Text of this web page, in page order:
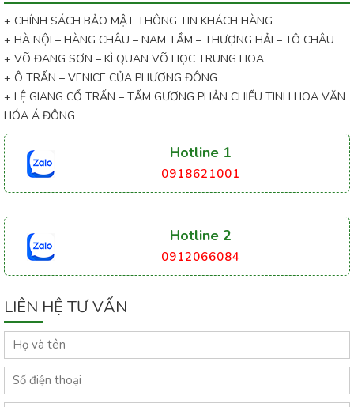
+ CHÍNH SÁCH BẢO MẬT THÔNG TIN KHÁCH HÀNG
+ HÀ NỘI – HÀNG CHÂU – NAM TẦM – THƯỢNG HẢI – TÔ CHÂU
+ VÕ ĐANG SƠN – KÌ QUAN VÕ HỌC TRUNG HOA
+ Ô TRẤN – VENICE CỦA PHƯƠNG ĐÔNG
+ LỆ GIANG CỔ TRẤN – TẤM GƯƠNG PHẢN CHIẾU TINH HOA VĂN
HÓA Á ĐÔNG
Hotline 1
0918621001
Hotline 2
0912066084
LIÊN HỆ TƯ VẤN